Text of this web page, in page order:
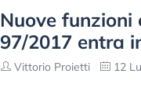
Nuove funzioni
97/2017 entra
Vittorio Proietti 12